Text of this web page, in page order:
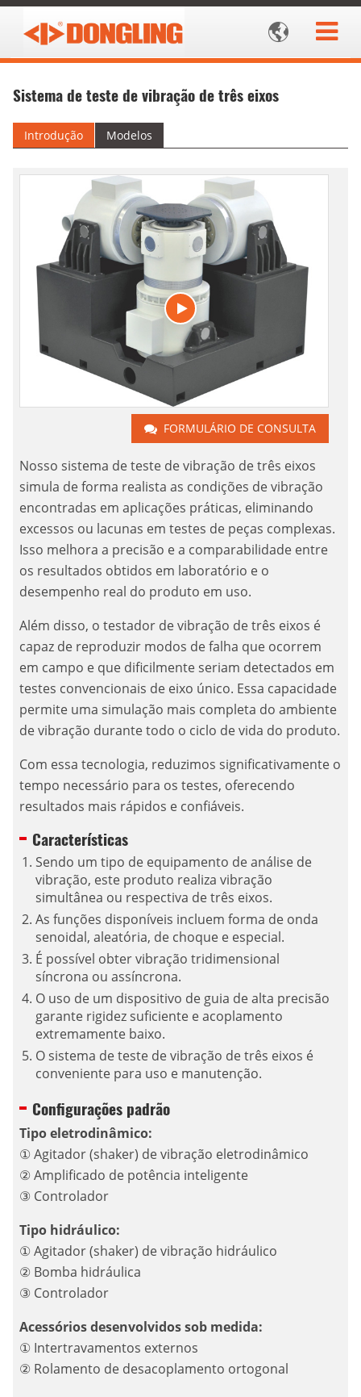

Sistema de teste de vibração de três eixos
Introdução Modelos
FORMULÁRIO DE CONSULTA
Nosso sistema de teste de vibração de três eixos
simula de forma realista as condições de vibração
encontradas em aplicações práticas, eliminando
excessos ou lacunas em testes de peças complexas.
Isso melhora a precisão e a comparabilidade entre
os resultados obtidos em laboratório e o
desempenho real do produto em uso.
Além disso, o testador de vibração de três eixos é
capaz de reproduzir modos de falha que ocorrem
em campo e que dificilmente seriam detectados em
testes convencionais de eixo único. Essa capacidade
permite uma simulação mais completa do ambiente
de vibração durante todo o ciclo de vida do produto.
Com essa tecnologia, reduzimos significativamente o
tempo necessário para os testes, oferecendo
resultados mais rápidos e confiáveis.
Características
Sendo um tipo de equipamento de análise de
vibração, este produto realiza vibração
simultânea ou respectiva de três eixos.
As funções disponíveis incluem forma de onda
senoidal, aleatória, de choque e especial.
É possível obter vibração tridimensional
síncrona ou assíncrona.
O uso de um dispositivo de guia de alta precisão
garante rigidez suficiente e acoplamento
extremamente baixo.
O sistema de teste de vibração de três eixos é
conveniente para uso e manutenção.
Configurações padrão
Tipo eletrodinâmico:
① Agitador (shaker) de vibração eletrodinâmico
② Amplificado de potência inteligente
③ Controlador
Tipo hidráulico:
① Agitador (shaker) de vibração hidráulico
② Bomba hidráulica
③ Controlador
Acessórios desenvolvidos sob medida:
① Intertravamentos externos
② Rolamento de desacoplamento ortogonal